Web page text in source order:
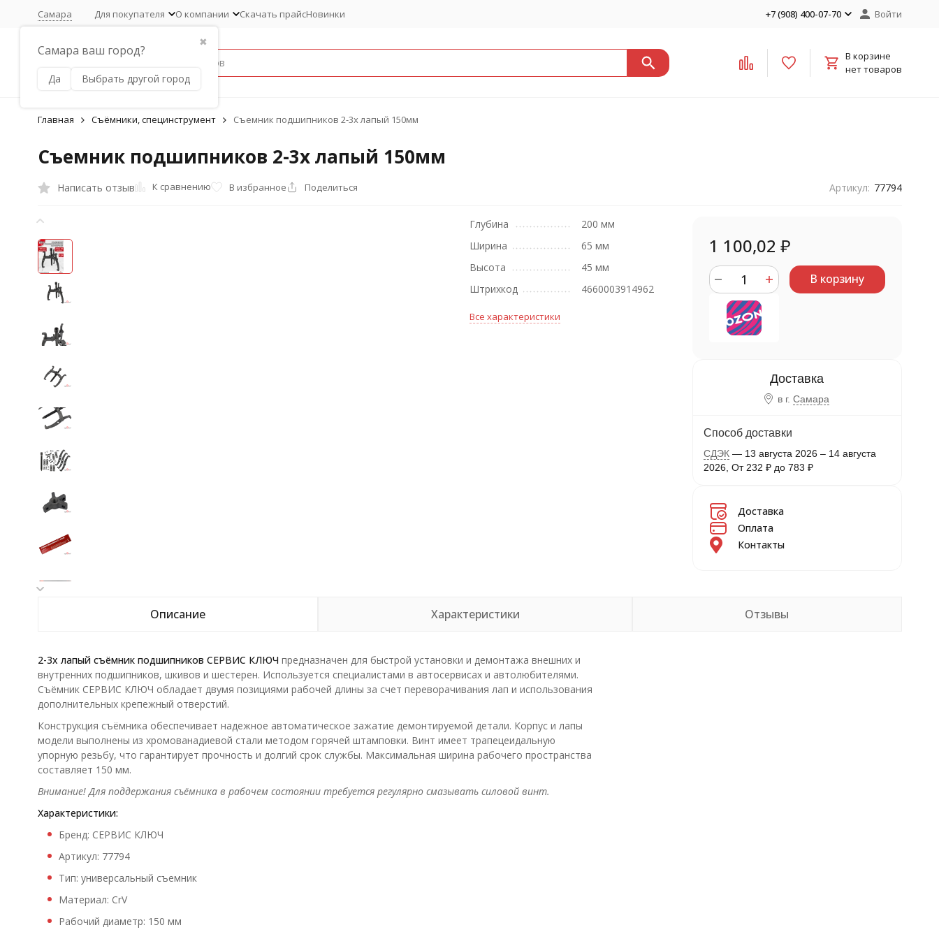
Самара
✖
Самара ваш город?
Да Выбрать другой город
Для покупателя О компании Скачать прайсНовинки +7 (908) 400-07-70 Войти
В корзине
нет товаров
Главная Съёмники, специнструмент Съемник подшипников 2-3х лапый 150мм
Съемник подшипников 2-3х лапый 150мм
Написать отзыв К сравнению В избранное Поделиться Артикул: 77794
Глубина
200 мм
Ширина
65 мм
Высота
45 мм
Штрихкод
4660003914962
Все характеристики
1 100,02 ₽
В корзину
в г. Самара
Способ доставки
СДЭК 13 августа 2026 – 14 августа
2026 От 232 ₽ до 783 ₽
Доставка
Оплата
Контакты
Описание Характеристики Отзывы
2-3х лапый съёмник подшипников СЕРВИС КЛЮЧпредназначен для быстрой установки и демонтажа внешних и
внутренних подшипников, шкивов и шестерен. Используется специалистами в автосервисах и автолюбителями.
Съёмник СЕРВИС КЛЮЧ обладает двумя позициями рабочей длины за счет переворачивания лап и использования
дополнительных крепежный отверстий.
Конструкция съёмника обеспечивает надежное автоматическое зажатие демонтируемой детали. Корпус и лапы
модели выполнены из хромованадиевой стали методом горячей штамповки. Винт имеет трапецеидальную
упорную резьбу, что гарантирует прочность и долгий срок службы. Максимальная ширина рабочего пространства
составляет 150 мм.
Внимание! Для поддержания съёмника в рабочем состоянии требуется регулярно смазывать силовой винт.
Характеристики:
Бренд: СЕРВИС КЛЮЧ
Артикул: 77794
Тип: универсальный съемник
Материал: CrV
Рабочий диаметр: 150 мм